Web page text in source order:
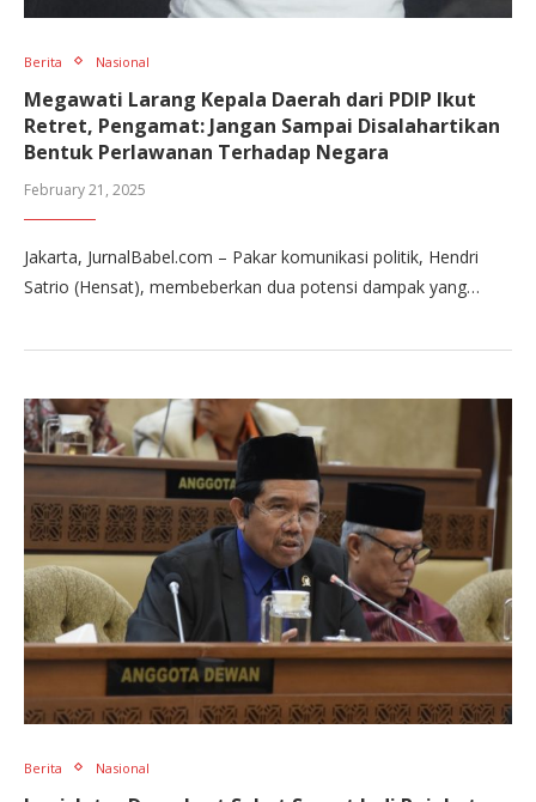
Berita Nasional
Megawati Larang Kepala Daerah dari PDIP Ikut
Retret, Pengamat: Jangan Sampai Disalahartikan
Bentuk Perlawanan Terhadap Negara
February 21, 2025
Jakarta, JurnalBabel.com – Pakar komunikasi politik, Hendri
Satrio (Hensat), membeberkan dua potensi dampak yang…
Berita Nasional